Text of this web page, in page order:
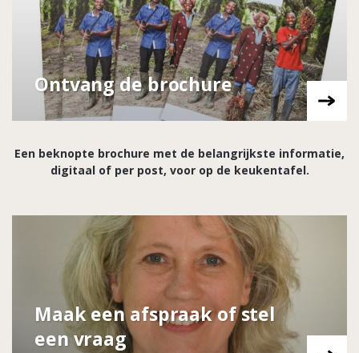
Ontvang de brochure
Een beknopte brochure met de belangrijkste informatie,
digitaal of per post, voor op de keukentafel.
Maak een afspraak of stel
een vraag